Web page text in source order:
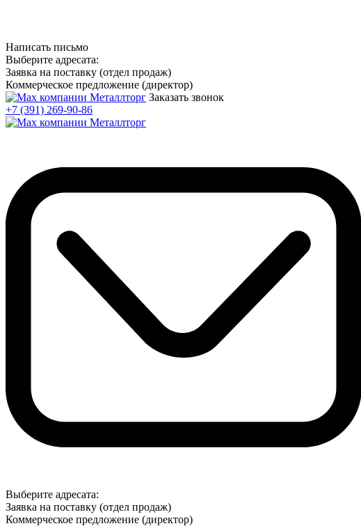
Написать письмо
Выберите адресата:
Заявка на поставку (отдел продаж)
Коммерческое предложение (директор)
Заказать звонок
+7 (391) 269-90-86
Выберите адресата:
Заявка на поставку (отдел продаж)
Коммерческое предложение (директор)